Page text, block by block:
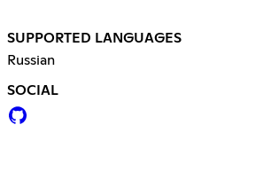
SUPPORTED LANGUAGES
Russian
SOCIAL